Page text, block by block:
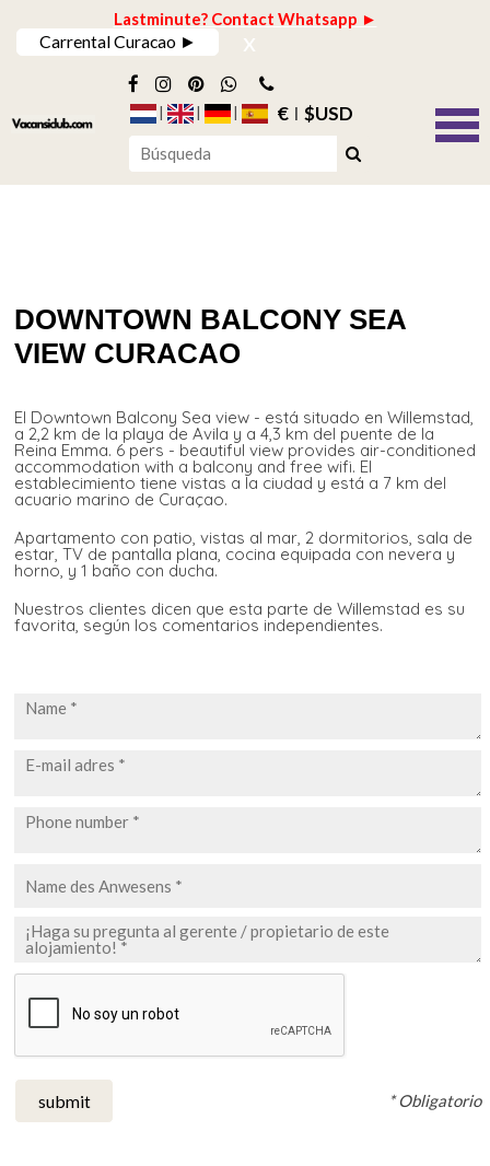
Lastminute? Contact Whatsapp ►
Carrental Curacao ► x
€ $USD
DOWNTOWN BALCONY SEA
VIEW CURACAO
El Downtown Balcony Sea view - está situado en Willemstad,
a 2,2 km de la playa de Avila y a 4,3 km del puente de la
Reina Emma. 6 pers - beautiful view provides air-conditioned
accommodation with a balcony and free wifi. El
establecimiento tiene vistas a la ciudad y está a 7 km del
acuario marino de Curaçao.
Apartamento con patio, vistas al mar, 2 dormitorios, sala de
estar, TV de pantalla plana, cocina equipada con nevera y
horno, y 1 baño con ducha.
Nuestros clientes dicen que esta parte de Willemstad es su
favorita, según los comentarios independientes.
submit * Obligatorio